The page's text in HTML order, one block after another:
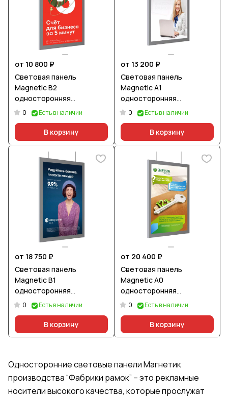
от 10 800 ₽
Световая панель
Magnetic В2
односторонняя
подвесная
0 Есть в наличии
В корзину
от 13 200 ₽
Световая панель
Magnetic А1
односторонняя
подвесная
0 Есть в наличии
В корзину
от 18 750 ₽
Световая панель
Magnetic В1
односторонняя
подвесная
0 Есть в наличии
В корзину
от 20 400 ₽
Световая панель
Magnetic А0
односторонняя
подвесная
0 Есть в наличии
В корзину
Односторонние световые панели Магнетик
производства “Фабрики рамок” – это рекламные
носители высокого качества, которые прослужат